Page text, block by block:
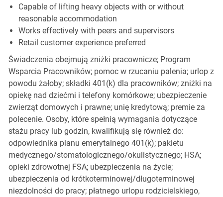
Capable of lifting heavy objects with or without
reasonable accommodation
Works effectively with peers and supervisors
Retail customer experience preferred
Świadczenia obejmują zniżki pracownicze; Program
Wsparcia Pracowników; pomoc w rzucaniu palenia; urlop z
powodu żałoby; składki 401(k) dla pracowników; zniżki na
opiekę nad dziećmi i telefony komórkowe; ubezpieczenie
zwierząt domowych i prawne; unię kredytową; premie za
polecenie. Osoby, które spełnią wymagania dotyczące
stażu pracy lub godzin, kwalifikują się również do:
odpowiednika planu emerytalnego 401(k); pakietu
medycznego/stomatologicznego/okulistycznego; HSA;
opieki zdrowotnej FSA; ubezpieczenia na życie;
ubezpieczenia od krótkoterminowej/długoterminowej
niezdolności do pracy; płatnego urlopu rodzicielskiego,